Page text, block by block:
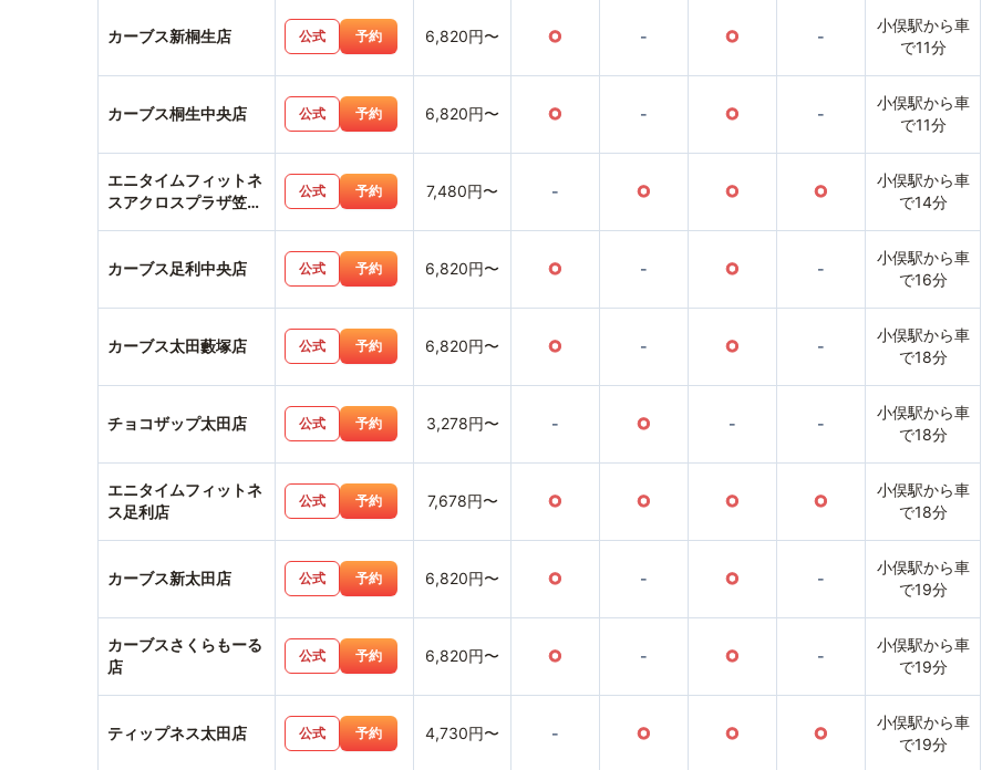
カーブス新桐生店 公式 予約 6,820円〜 ○ - ○ -
小俣駅から車
で11分
カーブス桐生中央店 公式 予約 6,820円〜 ○ - ○ -
小俣駅から車
で11分
エニタイムフィットネ
スアクロスプラザ笠懸
公式 予約 7,480円〜 - ○ ○ ○
小俣駅から車
で14分
カーブス足利中央店 公式 予約 6,820円〜 ○ - ○ -
小俣駅から車
で16分
カーブス太田藪塚店 公式 予約 6,820円〜 ○ - ○ -
小俣駅から車
で18分
チョコザップ太田店 公式 予約 3,278円〜 - ○ - -
小俣駅から車
で18分
エニタイムフィットネ
ス足利店
公式 予約 7,678円〜 ○ ○ ○ ○
小俣駅から車
で18分
カーブス新太田店 公式 予約 6,820円〜 ○ - ○ -
小俣駅から車
で19分
カーブスさくらもーる
店
公式 予約 6,820円〜 ○ - ○ -
小俣駅から車
で19分
ティップネス太田店 公式 予約 4,730円〜 - ○ ○ ○
小俣駅から車
で19分